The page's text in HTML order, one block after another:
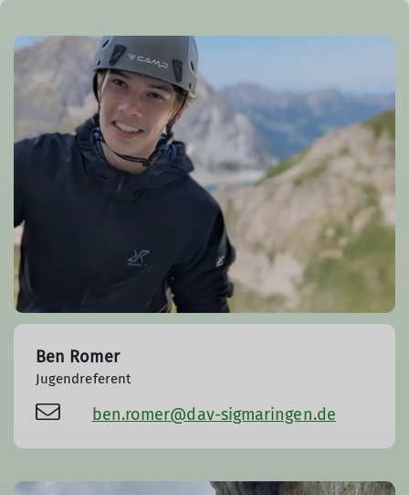
Ben Romer
Jugendreferent
ben.romer@dav-sigmaringen.de